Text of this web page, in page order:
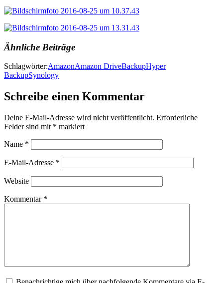
Ähnliche Beiträge
Schlagwörter:AmazonAmazon DriveBackupHyper
BackupSynology
Schreibe einen Kommentar
Deine E-Mail-Adresse wird nicht veröffentlicht. Erforderliche
Felder sind mit * markiert
Name *
E-Mail-Adresse *
Website
Kommentar *